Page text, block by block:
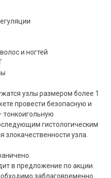
и ногтей
узлы размером более 1
провести безопасную и
гистологическим
узла.
в предложение по акции.
заблаговременно.